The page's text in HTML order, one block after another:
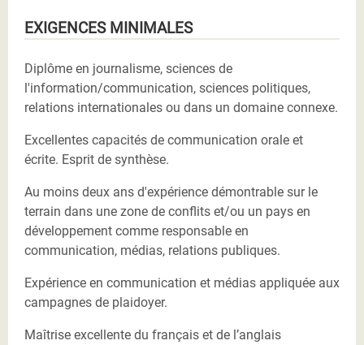
EXIGENCES MINIMALES
Diplôme en journalisme, sciences de
l'information/communication, sciences politiques,
relations internationales ou dans un domaine connexe.
Excellentes capacités de communication orale et
écrite. Esprit de synthèse.
Au moins deux ans d'expérience démontrable sur le
terrain dans une zone de conflits et/ou un pays en
développement comme responsable en
communication, médias, relations publiques.
Expérience en communication et médias appliquée aux
campagnes de plaidoyer.
Maîtrise excellente du français et de l’anglais